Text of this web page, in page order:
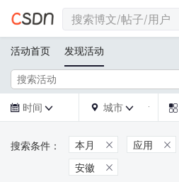
活动首页 发现活动
 时间   城市  
本月  应用 
安徽 